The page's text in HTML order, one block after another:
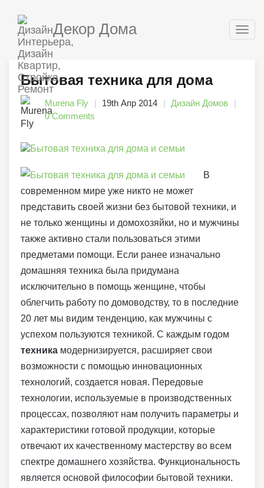
Декор Дома
Бытовая техника для дома
Murena Fly 19th Апр 2014
Дизайн Домов
0 Comments
В
современном мире уже никто не может
представить своей жизни без бытовой техники, и
не только женщины и домохозяйки, но и мужчины
также активно стали пользоваться этими
предметами помощи. Если ранее изначально
домашняя техника была придумана
исключительно в помощь женщине, чтобы
облегчить работу по домоводству, то в последние
20 лет мы видим тенденцию, как мужчины с
успехом пользуются техникой. С каждым годом
техника модернизируется, расширяет свои
возможности с помощью инновационных
технологий, создается новая. Передовые
технологии, используемые в производственных
процессах, позволяют нам получить параметры и
характеристики готовой продукции, которые
отвечают их качественному мастерству во всем
спектре домашнего хозяйства. Функциональность
является основой философии бытовой техники.